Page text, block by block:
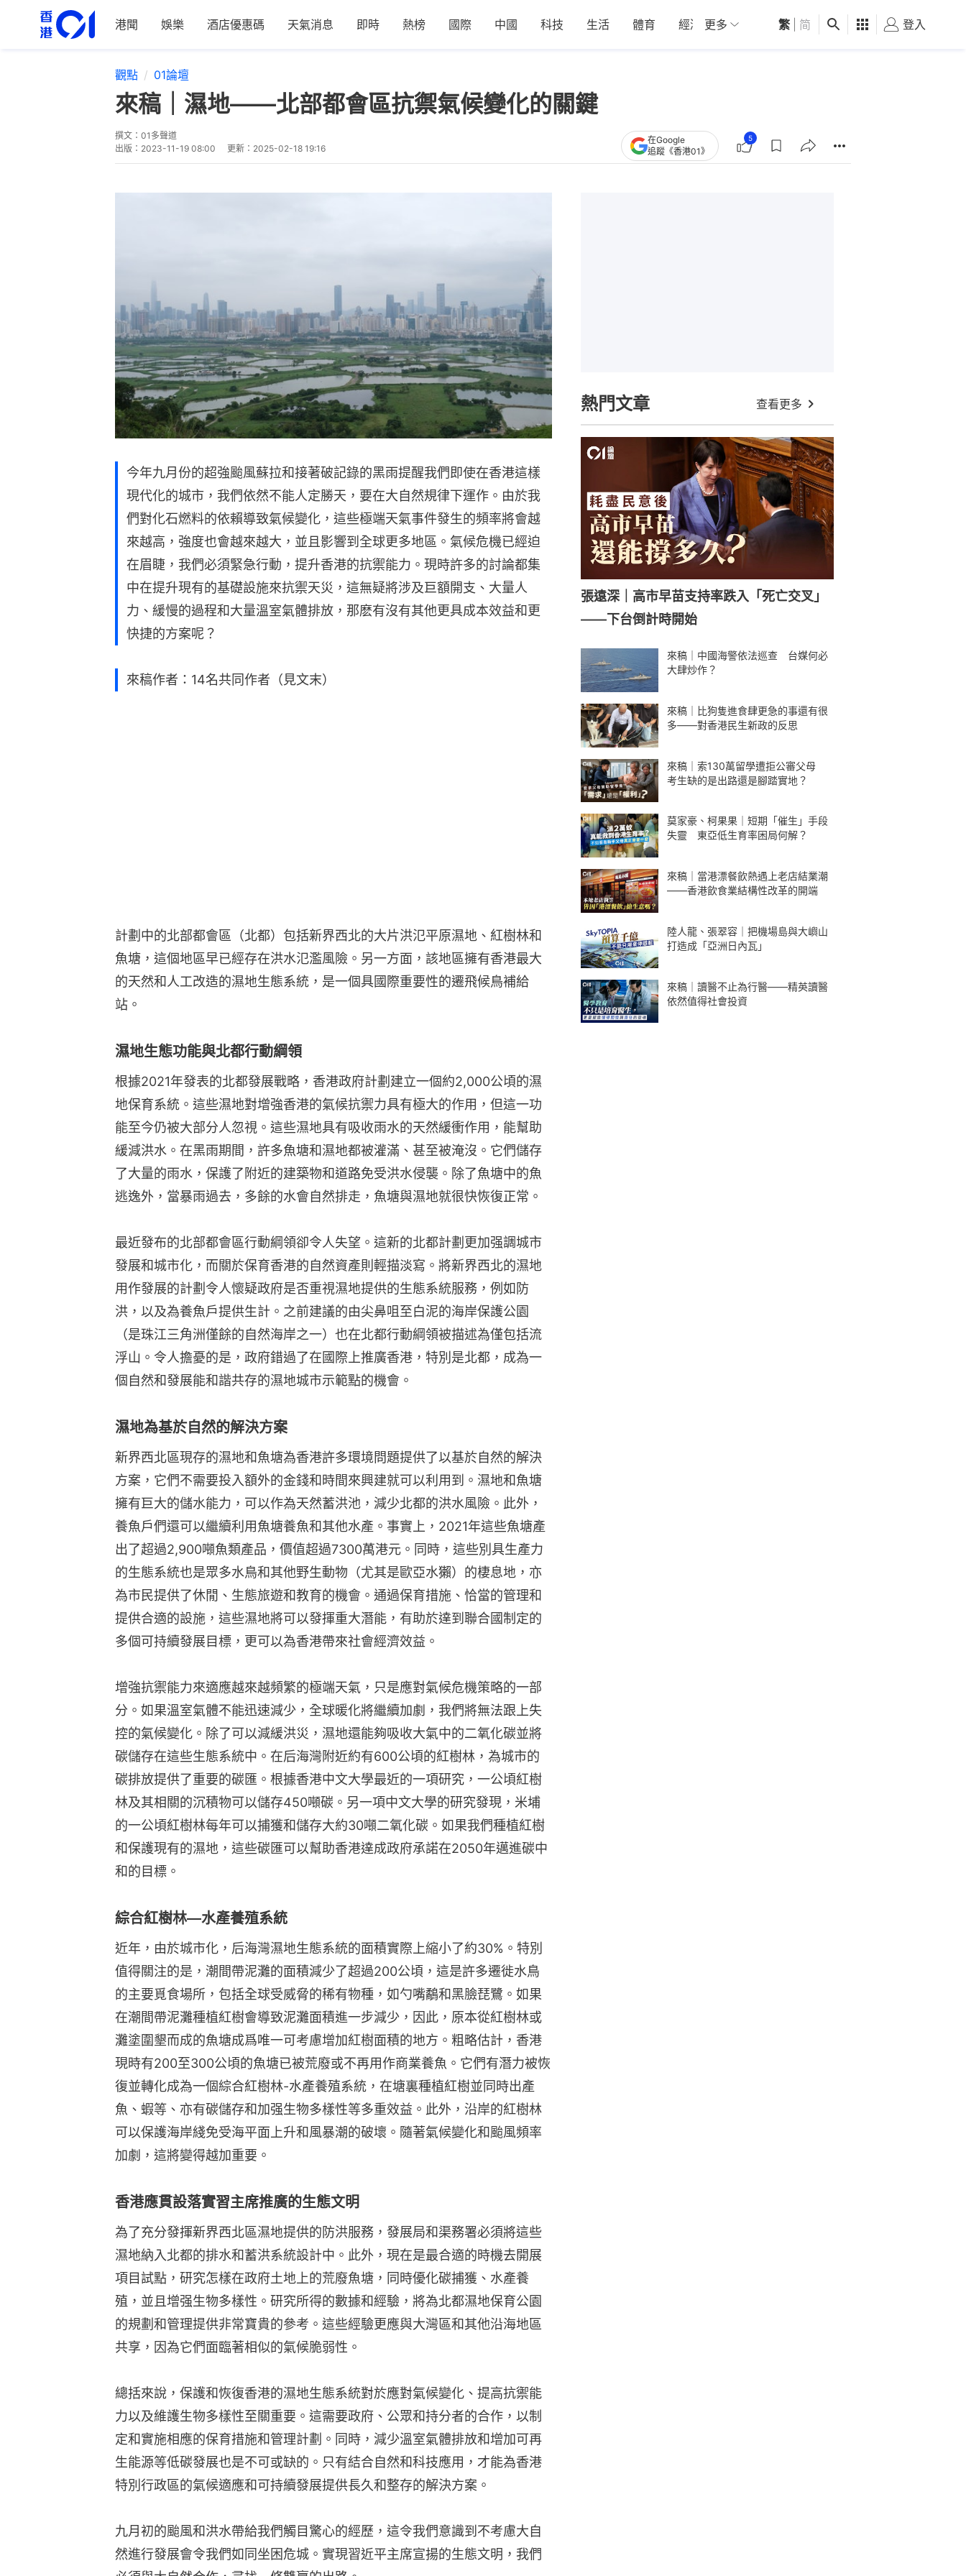
港聞 娛樂 酒店優惠碼 天氣消息 即時 熱榜 國際 中國 科技 生活 體育 經濟 01深圳 觀點 健康 好食玩飛
更多 繁 简 登入
觀點 01論壇
來稿｜濕地——北部都會區抗禦氣候變化的關鍵
撰文： 01多聲道
出版： 2023-11-19 08:00 更新： 2025-02-18 19:16
在Google
追蹤《香港01》
5
今年九月份的超強颱風蘇拉和接著破記錄的黑雨提醒我們即使在香港這樣
現代化的城市，我們依然不能人定勝天，要在大自然規律下運作。由於我
們對化石燃料的依賴導致氣候變化，這些極端天氣事件發生的頻率將會越
來越高，強度也會越來越大，並且影響到全球更多地區。氣候危機已經迫
在眉睫，我們必須緊急行動，提升香港的抗禦能力。現時許多的討論都集
中在提升現有的基礎設施來抗禦天災，這無疑將涉及巨額開支、大量人
力、緩慢的過程和大量溫室氣體排放，那麽有沒有其他更具成本效益和更
快捷的方案呢？
來稿作者：14名共同作者（見文末）
計劃中的北部都會區（北都）包括新界西北的大片洪氾平原濕地、紅樹林和
魚塘，這個地區早已經存在洪水氾濫風險。另一方面，該地區擁有香港最大
的天然和人工改造的濕地生態系統，是一個具國際重要性的遷飛候鳥補給
站。
濕地生態功能與北都行動綱領
根據2021年發表的北都發展戰略，香港政府計劃建立一個約2,000公頃的濕
地保育系統。這些濕地對增強香港的氣候抗禦力具有極大的作用，但這一功
能至今仍被大部分人忽視。這些濕地具有吸收雨水的天然緩衝作用，能幫助
緩減洪水。在黑雨期間，許多魚塘和濕地都被灌滿、甚至被淹沒。它們儲存
了大量的雨水，保護了附近的建築物和道路免受洪水侵襲。除了魚塘中的魚
逃逸外，當暴雨過去，多餘的水會自然排走，魚塘與濕地就很快恢復正常。
最近發布的北部都會區行動綱領卻令人失望。這新的北都計劃更加强調城市
發展和城市化，而關於保育香港的自然資產則輕描淡寫。將新界西北的濕地
用作發展的計劃令人懷疑政府是否重視濕地提供的生態系統服務，例如防
洪，以及為養魚戶提供生計。之前建議的由尖鼻咀至白泥的海岸保護公園
（是珠江三角洲僅餘的自然海岸之一）也在北都行動綱領被描述為僅包括流
浮山。令人擔憂的是，政府錯過了在國際上推廣香港，特別是北都，成為一
個自然和發展能和諧共存的濕地城市示範點的機會。
濕地為基於自然的解決方案
新界西北區現存的濕地和魚塘為香港許多環境問題提供了以基於自然的解決
方案，它們不需要投入額外的金錢和時間來興建就可以利用到。濕地和魚塘
擁有巨大的儲水能力，可以作為天然蓄洪池，減少北都的洪水風險。此外，
養魚戶們還可以繼續利用魚塘養魚和其他水產。事實上，2021年這些魚塘產
出了超過2,900噸魚類產品，價值超過7300萬港元。同時，這些別具生產力
的生態系統也是眾多水鳥和其他野生動物（尤其是歐亞水獺）的棲息地，亦
為市民提供了休閒、生態旅遊和教育的機會。通過保育措施、恰當的管理和
提供合適的設施，這些濕地將可以發揮重大潛能，有助於達到聯合國制定的
多個可持續發展目標，更可以為香港帶來社會經濟效益。
增強抗禦能力來適應越來越頻繁的極端天氣，只是應對氣候危機策略的一部
分。如果溫室氣體不能迅速減少，全球暖化將繼續加劇，我們將無法跟上失
控的氣候變化。除了可以減緩洪災，濕地還能夠吸收大氣中的二氧化碳並將
碳儲存在這些生態系統中。在后海灣附近約有600公頃的紅樹林，為城市的
碳排放提供了重要的碳匯。根據香港中文大學最近的一項研究，一公頃紅樹
林及其相關的沉積物可以儲存450噸碳。另一項中文大學的研究發現，米埔
的一公頃紅樹林每年可以捕獲和儲存大約30噸二氧化碳。如果我們種植紅樹
和保護現有的濕地，這些碳匯可以幫助香港達成政府承諾在2050年邁進碳中
和的目標。
綜合紅樹林—水產養殖系統
近年，由於城市化，后海灣濕地生態系統的面積實際上縮小了約30%。特別
值得關注的是，潮間帶泥灘的面積減少了超過200公頃，這是許多遷徙水鳥
的主要覓食場所，包括全球受威脅的稀有物種，如勺嘴鷸和黑臉琵鷺。如果
在潮間帶泥灘種植紅樹會導致泥灘面積進一步減少，因此，原本從紅樹林或
灘塗圍墾而成的魚塘成爲唯一可考慮增加紅樹面積的地方。粗略估計，香港
現時有200至300公頃的魚塘已被荒廢或不再用作商業養魚。它們有潛力被恢
復並轉化成為一個綜合紅樹林-水產養殖系統，在塘裏種植紅樹並同時出產
魚、蝦等、亦有碳儲存和加强生物多樣性等多重效益。此外，沿岸的紅樹林
可以保護海岸綫免受海平面上升和風暴潮的破壞。隨著氣候變化和颱風頻率
加劇，這將變得越加重要。
香港應貫設落實習主席推廣的生態文明
為了充分發揮新界西北區濕地提供的防洪服務，發展局和渠務署必須將這些
濕地納入北都的排水和蓄洪系統設計中。此外，現在是最合適的時機去開展
項目試點，研究怎樣在政府土地上的荒廢魚塘，同時優化碳捕獲、水產養
殖，並且增强生物多樣性。研究所得的數據和經驗，將為北都濕地保育公園
的規劃和管理提供非常寶貴的參考。這些經驗更應與大灣區和其他沿海地區
共享，因為它們面臨著相似的氣候脆弱性。
總括來說，保護和恢復香港的濕地生態系統對於應對氣候變化、提高抗禦能
力以及維護生物多樣性至關重要。這需要政府、公眾和持分者的合作，以制
定和實施相應的保育措施和管理計劃。同時，減少溫室氣體排放和增加可再
生能源等低碳發展也是不可或缺的。只有結合自然和科技應用，才能為香港
特別行政區的氣候適應和可持續發展提供長久和整存的解決方案。
九月初的颱風和洪水帶給我們觸目驚心的經歷，這令我們意識到不考慮大自
然進行發展會令我們如同坐困危城。實現習近平主席宣揚的生態文明，我們
熱門文章 查看更多
張遠深｜高市早苗支持率跌入「死亡交叉」
——下台倒計時開始
來稿｜中國海警依法巡查 台媒何必
大肆炒作？
來稿｜比狗隻進食肆更急的事還有很
多——對香港民生新政的反思
來稿｜索130萬留學遭拒公審父母
考生缺的是出路還是腳踏實地？
莫家豪、柯果果｜短期「催生」手段
失靈 東亞低生育率困局何解？
來稿｜當港漂餐飲熱遇上老店結業潮
——香港飲食業結構性改革的開端
陸人龍、張翠容｜把機場島與大嶼山
打造成「亞洲日內瓦」
來稿｜讀醫不止為行醫——精英讀醫
依然值得社會投資